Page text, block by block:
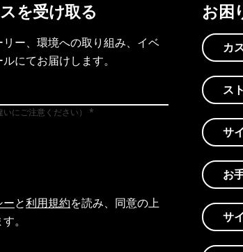
を受け取る
ー、環境への取り組み、イベ
にてお届けします。
にご注意ください）
ーと利用規約を読み、同意の上
。
お困
カ
ス
サ
お
サ